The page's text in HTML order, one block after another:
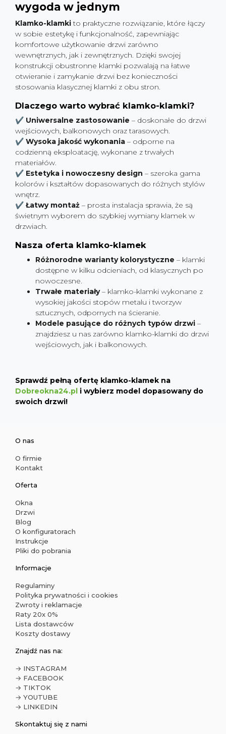
wygoda w jednym
Klamko-klamkito praktyczne rozwiązanie, które łączy
w sobie estetykę i funkcjonalność, zapewniając
komfortowe użytkowanie drzwi zarówno
wewnętrznych, jak i zewnętrznych. Dzięki swojej
konstrukcji obustronne klamki pozwalają na łatwe
otwieranie i zamykanie drzwi bez konieczności
stosowania klasycznej klamki z obu stron.
Dlaczego warto wybrać klamko-klamki?
✔ Uniwersalne zastosowanie – doskonałe do drzwi
wejściowych, balkonowych oraz tarasowych.
✔ Wysoka jakość wykonania – odporne na
codzienną eksploatację, wykonane z trwałych
materiałów.
✔ Estetyka i nowoczesny design – szeroka gama
kolorów i kształtów dopasowanych do różnych stylów
wnętrz.
✔ Łatwy montaż – prosta instalacja sprawia, że są
świetnym wyborem do szybkiej wymiany klamek w
drzwiach.
Nasza oferta klamko-klamek
Różnorodne warianty kolorystyczne – klamki
dostępne w kilku odcieniach, od klasycznych po
nowoczesne.
Trwałe materiały– klamko-klamki wykonane z
wysokiej jakości stopów metalu i tworzyw
sztucznych, odpornych na ścieranie.
Modele pasujące do różnych typów drzwi –
znajdziesz u nas zarówno klamko-klamki do drzwi
wejściowych, jak i balkonowych.
Sprawdź pełną ofertę klamko-klamek na
Dobreokna24.pl i wybierz model dopasowany do
swoich drzwi!
O nas
O firmie
Kontakt
Oferta
Okna
Drzwi
Blog
O konfiguratorach
Instrukcje
Pliki do pobrania
Informacje
Regulaminy
Polityka prywatności i cookies
Zwroty i reklamacje
Raty 20x 0%
Lista dostawców
Koszty dostawy
Znajdź nas na:
→ INSTAGRAM
→ FACEBOOK
→ TIKTOK
→ YOUTUBE
→ LINKEDIN
Skontaktuj się z nami